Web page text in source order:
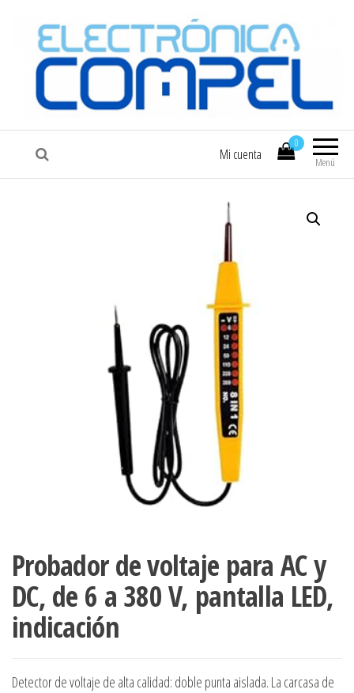
COMPEL Electrónica COMPEL
Menú
0
Mi cuenta
Probador de voltaje para AC y
DC, de 6 a 380 V, pantalla LED,
indicación
Detector de voltaje de alta calidad: doble punta aislada. La carcasa de